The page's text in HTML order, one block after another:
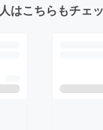
はこちらもチェ